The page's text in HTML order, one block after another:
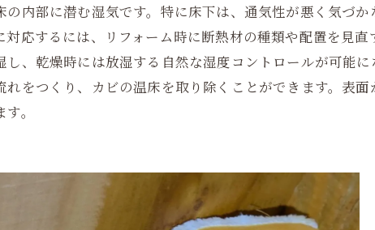
内部に潜む湿気です。特に床下は、通気性が悪く気づ
応するには、リフォーム時に断熱材の種類や配置を見
、乾燥時には放湿する自然な湿度コントロールが可能
をつくり、カビの温床を取り除くことができます。表
。